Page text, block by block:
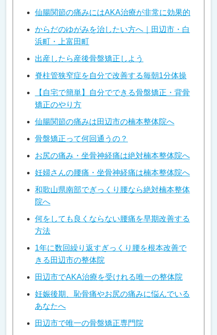
仙腸関節の痛みにはAKA治療が非常に効果的
からだのゆがみを治したい方へ｜田辺市・白
浜町・上富田町
出産したら産後骨盤矯正しよう
脊柱管狭窄症を自分で改善する毎朝1分体操
【自宅で簡単】自分でできる骨盤矯正・背骨
矯正のやり方
仙腸関節の痛みは田辺市の楠本整体院へ
骨盤矯正って何回通うの？
お尻の痛み・坐骨神経痛は絶対楠本整体院へ
妊婦さんの腰痛・坐骨神経痛は楠本整体院へ
和歌山県南部でぎっくり腰なら絶対楠本整体
院へ
何をしても良くならない腰痛を早期改善する
方法
1年に数回繰り返すぎっくり腰を根本改善で
きる田辺市の整体院
田辺市でAKA治療を受けれる唯一の整体院
妊娠後期、恥骨痛やお尻の痛みに悩んでいる
あなたへ
田辺市で唯一の骨盤矯正専門院